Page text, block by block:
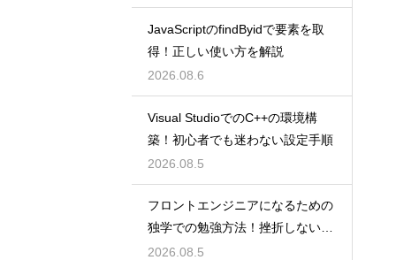
JavaScriptのfindByidで要素を取
得！正しい使い方を解説
2026.08.6
Visual StudioでのC++の環境構
築！初心者でも迷わない設定手順
2026.08.5
フロントエンジニアになるための
独学での勉強方法！挫折しない学
習計画
2026.08.5